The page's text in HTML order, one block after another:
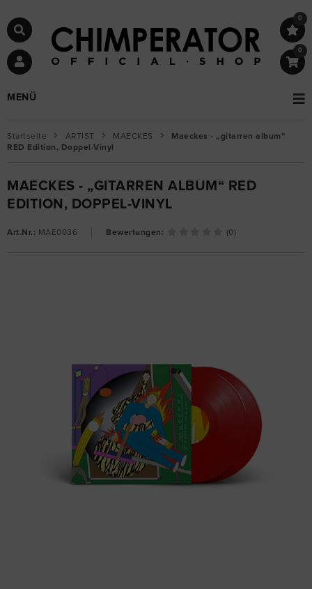
0
0
MENÜ
Startseite ARTIST MAECKES
Maeckes - „gitarren album“
RED Edition, Doppel-Vinyl
MAECKES - „GITARREN ALBUM“ RED
EDITION, DOPPEL-VINYL
Art.Nr.: MAE0036 Bewertungen: (0)